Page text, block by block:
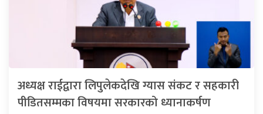
अध्यक्ष राईद्वारा लिपुलेकदेखि ग्यास संकट र सहकारी
पीडितसम्मका विषयमा सरकारको ध्यानाकर्षण